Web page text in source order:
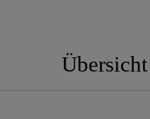
Übersicht